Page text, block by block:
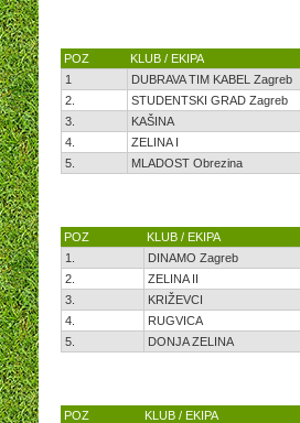
POZ KLUB / EKIPA
1
DUBRAVA TIM KABEL Zagreb
2.
STUDENTSKI GRAD Zagreb
3.
KAŠINA
4.
ZELINA I
5.
MLADOST Obrezina
POZ KLUB / EKIPA
1.
DINAMO Zagreb
2.
ZELINA II
3.
KRIŽEVCI
4.
RUGVICA
5.
DONJA ZELINA
POZ KLUB / EKIPA